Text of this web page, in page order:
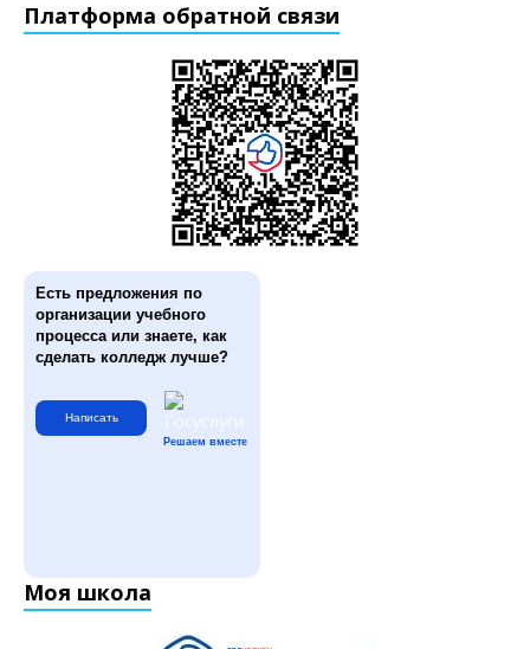
Платформа обратной связи
Есть предложения по
организации учебного
процесса или знаете, как
сделать колледж лучше?
Написать
Решаем вместе
Моя школа